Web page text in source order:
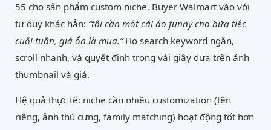
55 cho sản phẩm custom niche. Buyer Walmart vào với
tư duy khác hẳn: “tôi cần một cái áo funny cho bữa tiệc
cuối tuần, giá ổn là mua.”Họ search keyword ngắn,
scroll nhanh, và quyết định trong vài giây dựa trên ảnh
thumbnail và giá.
Hệ quả thực tế: niche cần nhiều customization (tên
riêng, ảnh thú cưng, family matching) hoạt động tốt hơn